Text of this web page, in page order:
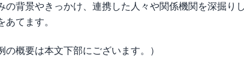
の背景やきっかけ、連携した人々や関係機関を深掘り
あてます。
の概要は本文下部にございます。）